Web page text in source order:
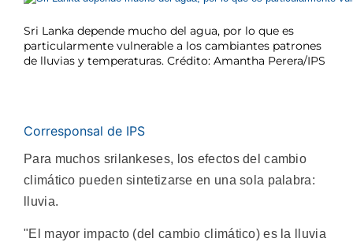
Sri Lanka depende mucho del agua, por lo que es
particularmente vulnerable a los cambiantes patrones
de lluvias y temperaturas. Crédito: Amantha Perera/IPS
Corresponsal de IPS
Para muchos srilankeses, los efectos del cambio
climático pueden sintetizarse en una sola palabra:
lluvia.
"El mayor impacto (del cambio climático) es la lluvia